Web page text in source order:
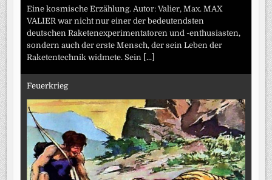
Eine kosmische Erzählung. Autor: Valier, Max. MAX
VALIER war nicht nur einer der bedeutendsten
deutschen Raketenexperimentatoren und -enthusiasten,
sondern auch der erste Mensch, der sein Leben der
Raketentechnik widmete. Sein [...]
Feuerkrieg